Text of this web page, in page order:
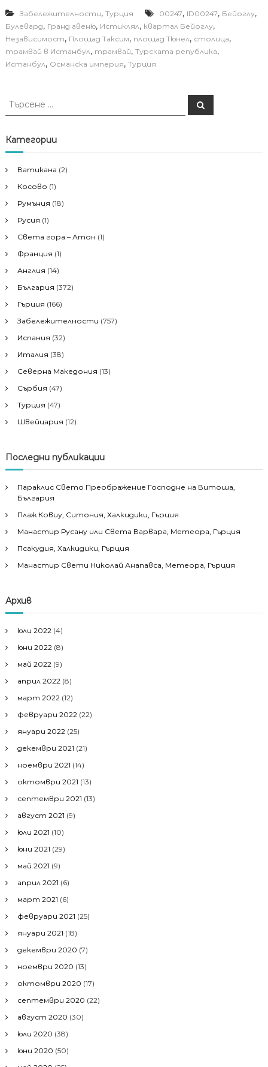
Забележителности, Турция 00247, ID00247, Бейоглу,
Булевард, Гранд авеню, Истиклял, квартал Бейоглу,
Независимост, Площад Таксим, площад Тюнел, столица,
трамвай в Истанбул, трамвай, Турската република,
Истанбул, Османска империя, Турция
Т
с
е
е
з
а
Т
ъ
е
Категории
Ватикана (2)
Косово (1)
Румъния (18)
Русия (1)
Света гора – Атон (1)
Франция (1)
Англия (14)
България (372)
Гърция (166)
Забележителности (757)
Испания (32)
Италия (38)
Северна Македония (13)
Сърбия (47)
Турция (47)
Швейцария (12)
Последни публикации
Параклис Свето Преображение Господне на Витоша,
България
Плаж Ковиу, Ситония, Халкидики, Гърция
Манастир Русану или Света Варвара, Метеора, Гърция
Псакудия, Халкидики, Гърция
Манастир Свети Николай Анапавса, Метеора, Гърция
Архив
юли 2022 (4)
юни 2022 (8)
май 2022 (9)
април 2022 (8)
март 2022 (12)
февруари 2022 (22)
януари 2022 (25)
декември 2021 (21)
ноември 2021 (14)
октомври 2021 (13)
септември 2021 (13)
август 2021 (9)
юли 2021 (10)
юни 2021 (29)
май 2021 (9)
април 2021 (6)
март 2021 (6)
февруари 2021 (25)
януари 2021 (18)
декември 2020 (7)
ноември 2020 (13)
октомври 2020 (17)
септември 2020 (22)
август 2020 (30)
юли 2020 (38)
юни 2020 (50)